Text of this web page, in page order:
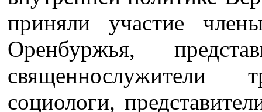
приняли участие
Оренбуржья,
священнослужители
социологи,